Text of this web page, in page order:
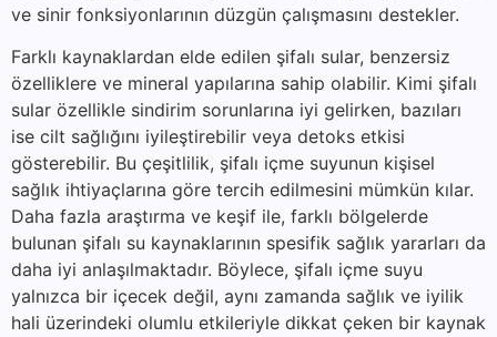
ve sinir fonksiyonlarının düzgün çalışmasını destekler.
Farklı kaynaklardan elde edilen şifalı sular, benzersiz
özelliklere ve mineral yapılarına sahip olabilir. Kimi şifalı
sular özellikle sindirim sorunlarına iyi gelirken, bazıları
ise cilt sağlığını iyileştirebilir veya detoks etkisi
gösterebilir. Bu çeşitlilik, şifalı içme suyunun kişisel
sağlık ihtiyaçlarına göre tercih edilmesini mümkün kılar.
Daha fazla araştırma ve keşif ile, farklı bölgelerde
bulunan şifalı su kaynaklarının spesifik sağlık yararları da
daha iyi anlaşılmaktadır. Böylece, şifalı içme suyu
yalnızca bir içecek değil, aynı zamanda sağlık ve iyilik
hali üzerindeki olumlu etkileriyle dikkat çeken bir kaynak